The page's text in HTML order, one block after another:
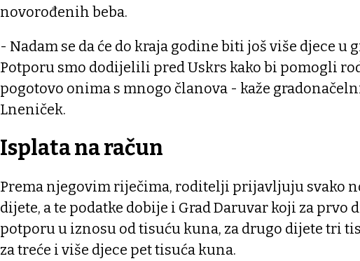
novorođenih beba.
- Nadam se da će do kraja godine biti još više djece u
Potporu smo dodijelili pred Uskrs kako bi pomogli
pogotovo onima s mnogo članova - kaže
Lneniček.
Isplata na račun
Prema njegovim riječima, roditelji prijavljuju svako
dijete, a te podatke dobije i Grad Daruvar koji za prvo
potporu u iznosu od tisuću kuna, za drugo dijete tri
za treće i više djece pet tisuća kuna.